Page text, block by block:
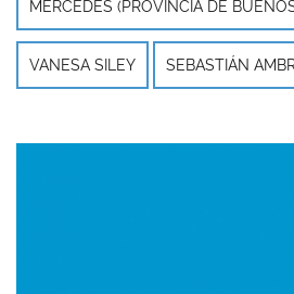
MERCEDES (PROVINCIA DE
VANESA SILEY SEBASTIÁN